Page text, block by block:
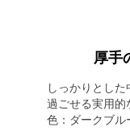
厚手
しっかりとし
過ごせる実用的
色：ダークブル